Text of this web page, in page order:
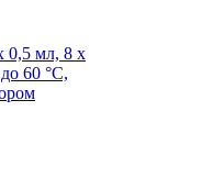
0,5 мл, 8 х
60 °C,